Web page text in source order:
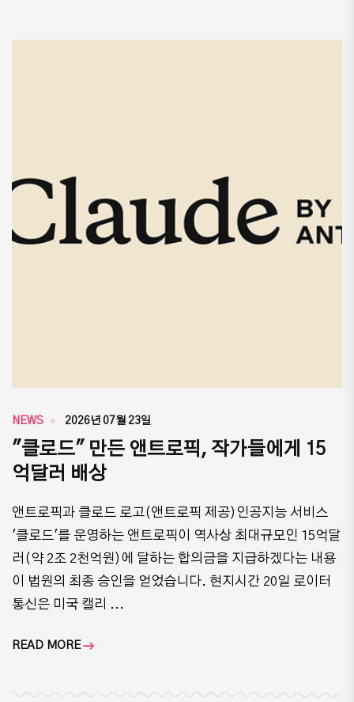
NEWS 2026년 07월 23일
"클로드" 만든 앤트로픽, 작가들에게 15
억달러 배상
앤트로픽과 클로드 로고(앤트로픽 제공)인공지능 서비스
'클로드'를 운영하는 앤트로픽이 역사상 최대규모인 15억달
러(약 2조 2천억원)에 달하는 합의금을 지급하겠다는 내용
이 법원의 최종 승인을 얻었습니다. 현지시간 20일 로이터
통신은 미국 캘리 ...
READ MORE